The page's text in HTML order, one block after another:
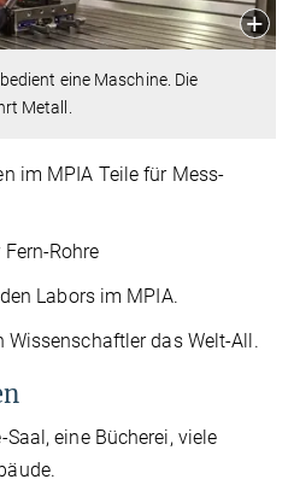
eine Maschine. Die
Metall.
im MPIA Teile für Mess-
Rohre
Labors im MPIA.
Wissenschaftler das Welt-All.
eine Bücherei, viele